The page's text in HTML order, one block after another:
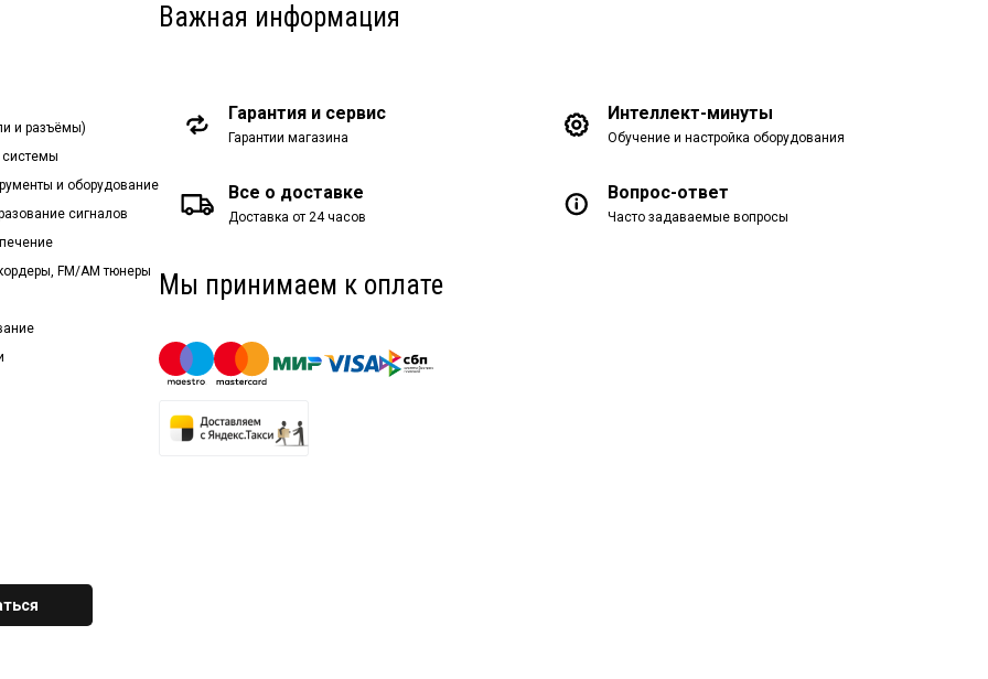
и разъёмы)
и оборудование
сигналов
FM/AM тюнеры
Важная информация
Гарантия и сервис
Гарантии магазина
Интеллект-минуты
Обучение и настройка оборудования
Все о доставке
Доставка от 24 часов
Вопрос-ответ
Часто задаваемые вопросы
Мы принимаем к оплате